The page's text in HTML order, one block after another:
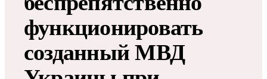
функционировать
созданный МВД